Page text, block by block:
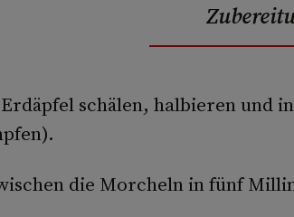
schälen, halbieren und
die Morcheln in fünf